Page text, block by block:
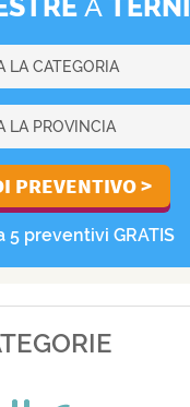
5 preventivi GRATIS